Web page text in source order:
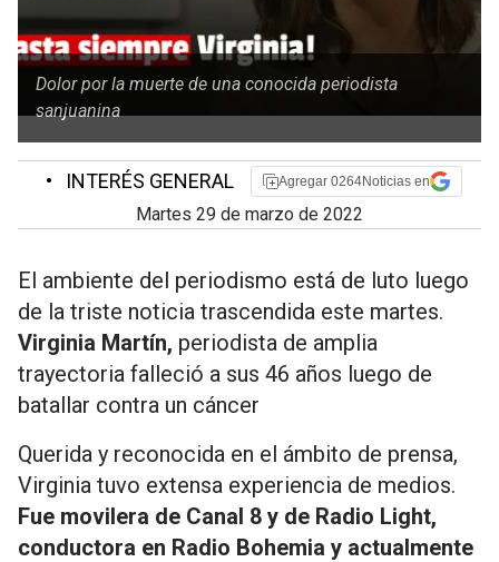
Dolor por la muerte de una conocida periodista
sanjuanina
• INTERÉS GENERAL Agregar 0264Noticias en
martes 29 de marzo de 2022
El ambiente del periodismo está de luto luego
de la triste noticia trascendida este martes.
Virginia Martín, periodista de amplia
trayectoria falleció a sus 46 años luego de
batallar contra un cáncer
Querida y reconocida en el ámbito de prensa,
Virginia tuvo extensa experiencia de medios.
Fue movilera de Canal 8 y de Radio Light,
conductora en Radio Bohemia y actualmente